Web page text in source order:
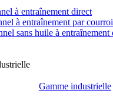
à entraînement direct
à entraînement par
sans huile à entraînement
Gamme industrielle